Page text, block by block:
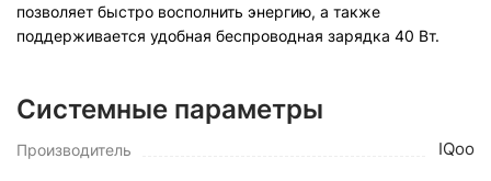
позволяет быстро восполнить энергию, а также
поддерживается удобная беспроводная зарядка 40 Вт.
Системные параметры
Производитель IQoo